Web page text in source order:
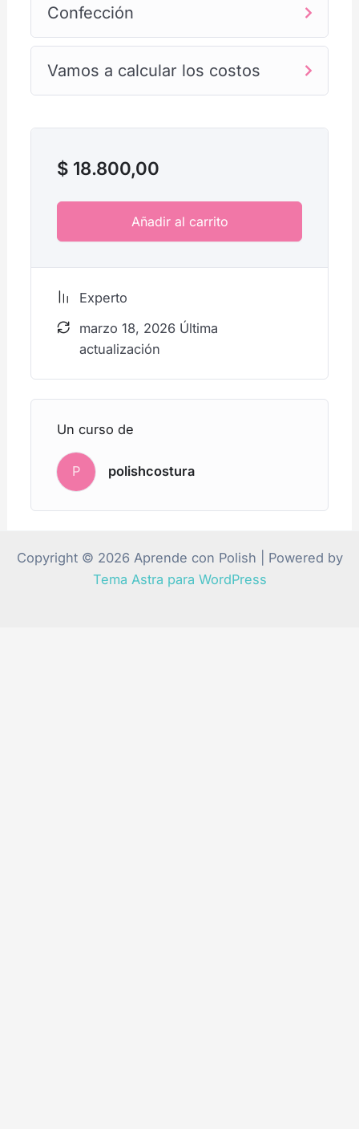
Confección
Vamos a calcular los costos
$18.800,00
Añadir al carrito
Experto
marzo 18, 2026 Última
actualización
Un curso de
P polishcostura
Copyright © 2026 Aprende con Polish | Powered by
Tema Astra para WordPress